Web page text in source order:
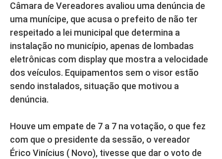
Câmara de Vereadores avaliou uma denúncia de
uma munícipe, que acusa o prefeito de não ter
respeitado a lei municipal que determina a
instalação no município, apenas de lombadas
eletrônicas com display que mostra a velocidade
dos veículos. Equipamentos sem o visor estão
sendo instalados, situação que motivou a
denúncia.
Houve um empate de 7 a 7 na votação, o que fez
com que o presidente da sessão, o vereador
Érico Vinícius ( Novo), tivesse que dar o voto de